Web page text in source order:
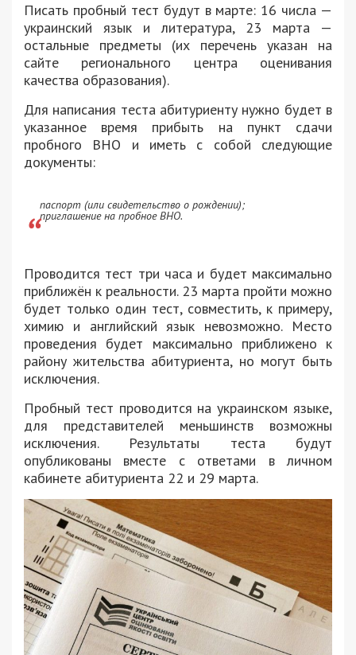
Писать пробный тест будут в марте: 16 числа —
украинский язык и литература, 23 марта —
остальные предметы (их перечень указан на
сайте регионального центра оценивания
качества образования).
Для написания теста абитуриенту нужно будет в
указанное время прибыть на пункт сдачи
пробного ВНО и иметь с собой следующие
документы:
паспорт (или свидетельство о рождении);
приглашение на пробное ВНО.
Проводится тест три часа и будет максимально
приближён к реальности. 23 марта пройти можно
будет только один тест, совместить, к примеру,
химию и английский язык невозможно. Место
проведения будет максимально приближено к
району жительства абитуриента, но могут быть
исключения.
Пробный тест проводится на украинском языке,
для представителей меньшинств возможны
исключения. Результаты теста будут
опубликованы вместе с ответами в личном
кабинете абитуриента 22 и 29 марта.